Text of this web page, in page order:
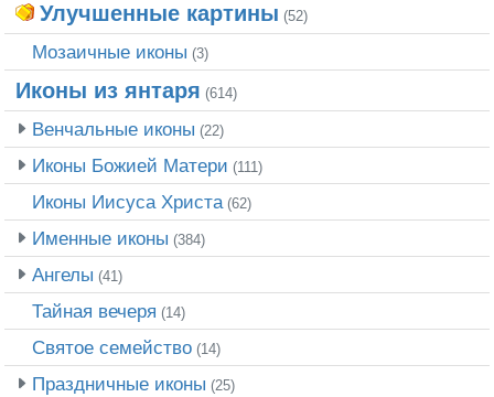
Улучшенные картины (52)
Мозаичные иконы (3)
Иконы из янтаря (614)
Венчальные иконы (22)
Иконы Божией Матери (111)
Иконы Иисуса Христа(62)
Именные иконы (384)
Ангелы (41)
Тайная вечеря (14)
Святое семейство (14)
Праздничные иконы (25)